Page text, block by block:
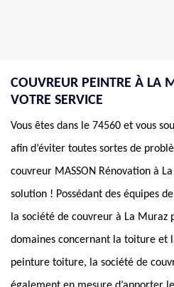
COUVREUR PEINTRE À LA
VOTRE SERVICE
Vous êtes dans le 74560 et vous
afin d’éviter toutes sortes de
couvreur MASSON Rénovation à
solution ! Possédant des équipes
la société de couvreur à La
domaines concernant la toiture et
peinture toiture, la société de